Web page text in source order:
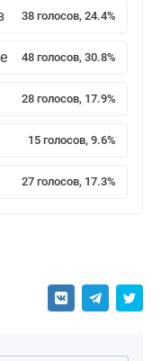
38 голосов, 24.4%
48 голосов, 30.8%
28 голосов, 17.9%
15 голосов, 9.6%
27 голосов, 17.3%